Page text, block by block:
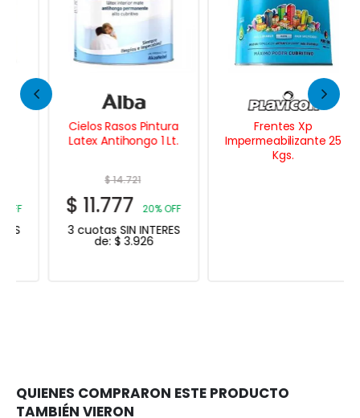
Cielos Rasos Pintura
Latex Antihongo 1 Lt.
14.721
11.777 20% OFF
3 cuotas SIN INTERES
$3.926
Frentes Xp
Impermeabilizante 25